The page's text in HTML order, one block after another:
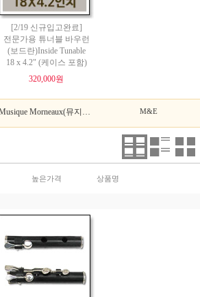
[2/19 신규입고완료]
전문가용 튜너블 바우런
(보드란)Inside Tunable
18 x 4.2" (케이스 포함)
320,000원
M&E
높은가격 상품명